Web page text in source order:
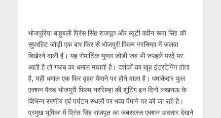
p
p
o
k
m g
er
n
भोजपुरिया बाहुबली प्रिंस सिंह राजपूत और ब्यूटी क्वीन रूपा सिंह की
सुपरहिट जोड़ी एक बार फिर से भोजपुरी फिल्म नरसिम्हा में जलवा
बिखेरने वाली है। यह रोमाटिंक युगल जोड़ी जब भी रुपहले परदे पर
आती है तो गजब का धमाल मचाती है। दर्शकों का खूब इंटरटेनिंग होता
है, यही धमाल एक फिर वृहत पैमाने पर होने वाला है। धमाकेदार फुल
एक्शन पैक्ड भोजपुरी फिल्म नरसिम्हा की शूटिंग इन दिनों लखनऊ के
विभिन्न रमणीय एवं पर्यटन स्थलों पर भव्य पैमाने पर की जा रही है।
प्रमुख भूमिका में प्रिंस सिंह राजपूत का जबरदस्त एक्शन अवतार देखने